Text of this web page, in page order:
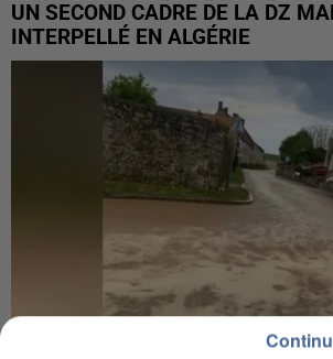
UN SECOND CADRE DE LA DZ
INTERPELLÉ EN ALGÉRIE